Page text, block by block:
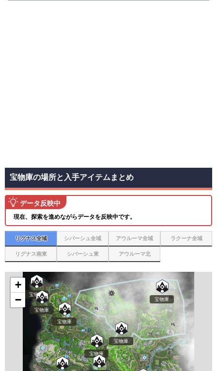
宝物庫の場所と入手アイテムまとめ
データ反映中
現在、探索を進めながらデータを反映中です。
リグナス全域 シバーシュ全域 アウルーマ全域 ラクーナ全域
リグナス南東 シバーシュ東 アウルーマ北
宝物庫
宝物庫
宝物庫
宝物庫
宝物庫
宝物庫
+
−